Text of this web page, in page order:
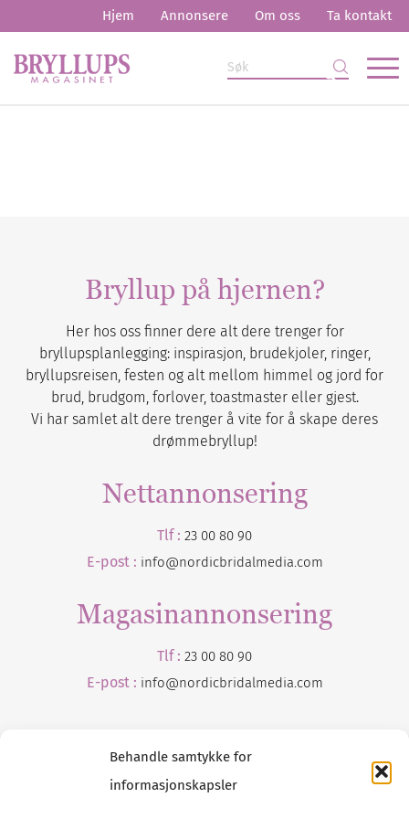
Behandle samtykke for
informasjonskapsler
Hjem Annonsere Om oss Ta kontakt
Bryllup på hjernen?
Her hos oss finner dere alt dere trenger for
bryllupsplanlegging: inspirasjon, brudekjoler, ringer,
bryllupsreisen, festen og alt mellom himmel og jord for
brud, brudgom, forlover, toastmaster eller gjest.
Vi har samlet alt dere trenger å vite for å skape deres
drømmebryllup!
Nettannonsering
Tlf : 23 00 80 90
E-post : info@nordicbridalmedia.com
Magasinannonsering
Tlf : 23 00 80 90
E-post : info@nordicbridalmedia.com